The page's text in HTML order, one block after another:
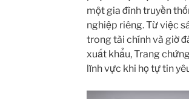
một gia đình truyền
nghiệp riêng. Từ việc
trong tài chính và giờ
xuất khẩu, Trang
lĩnh vực khi họ tự tin